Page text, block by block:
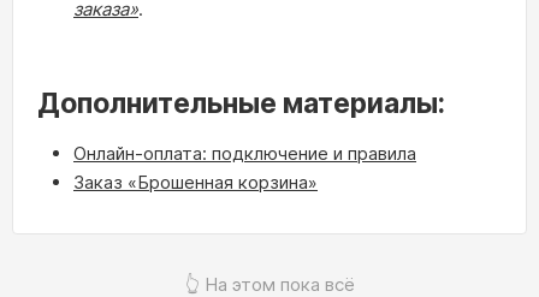
заказа».
Дополнительные материалы:
Онлайн‑оплата: подключение и правила
Заказ «Брошенная корзина»
👆 На этом пока всё